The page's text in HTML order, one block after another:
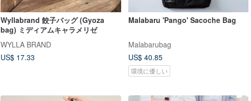
Wyllabrand 餃子バッグ (Gyoza
bag) ミディアムキャラメリゼ
WYLLA BRAND
US$ 17.33
Malabaru 'Pango' Sacoche Bag
Malabarubag
US$ 40.85
環境に優しい